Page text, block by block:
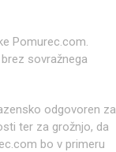
Pomurec.com.
sovražnega
odgovoren za
ter za grožnjo, da
bo v primeru